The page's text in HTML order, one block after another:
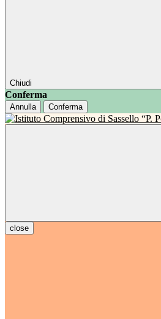
Chiudi
Conferma
Annulla Conferma
close